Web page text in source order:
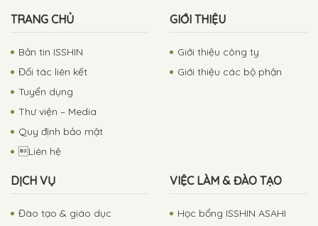
TRANG CHỦ
Bản tin ISSHIN
Đối tác liên kết
Tuyển dụng
Thư viện – Media
Quy định bảo mật
Liên hệ
GIỚI THIỆU
Giới thiệu công ty
Giới thiệu các bộ phận
DỊCH VỤ
Đào tạo & giáo dục
VIỆC LÀM & ĐÀO TẠO
Học bổng ISSHIN ASAHI